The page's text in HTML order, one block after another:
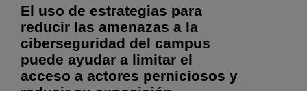
El uso de estrategias para
reducir las amenazas a la
ciberseguridad del campus
puede ayudar a limitar el
acceso a actores perniciosos y